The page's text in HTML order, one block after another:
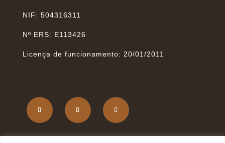
NIF: 504316311
Nº ERS: E113426
Licença de funcionamento: 20/01/2011